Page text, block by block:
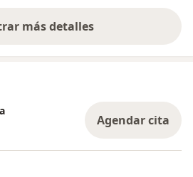
más detalles
sobre la experiencia
Agendar cita